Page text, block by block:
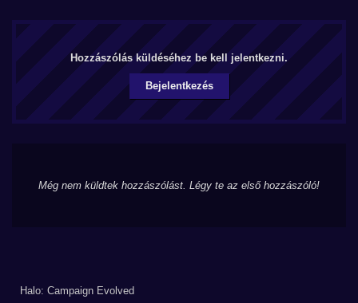
Hozzászólás küldéséhez be kell jelentkezni.
Bejelentkezés
Még nem küldtek hozzászólást. Légy te az első hozzászóló!
Halo: Campaign Evolved